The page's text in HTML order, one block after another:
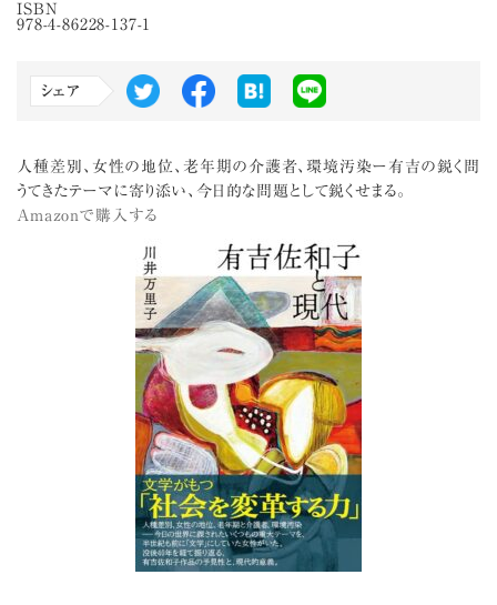
ISBN
978-4-86228-137-1
シェア
人種差別、女性の地位、老年期の介護者、環境汚染ー有吉の鋭く問
うてきたテーマに寄り添い、今日的な問題として鋭くせまる。
Amazonで購入する